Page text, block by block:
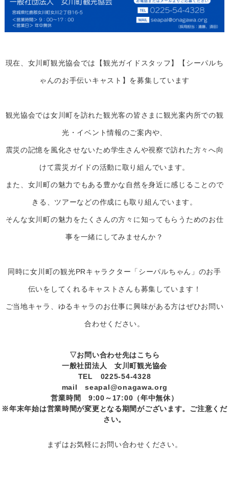
現在、女川町観光協会では【観光ガイドスタッフ】【シーパルち
ゃんのお手伝いキャスト】を募集しています
観光協会では女川町を訪れた観光客の皆さまに観光案内所での観
光・イベント情報のご案内や、
震災の記憶を風化させないため学生さんや視察で訪れた方々へ向
けて震災ガイドの活動に取り組んでいます。
また、女川町の魅力でもある豊かな自然を身近に感じることので
きる、ツアーなどの作成にも取り組んでいます。
そんな女川町の魅力をたくさんの方々に知ってもらうためのお仕
事を一緒にしてみませんか？
同時に女川町の観光PRキャラクター「シーパルちゃん」のお手
伝いをしてくれるキャストさんも募集しています！
ご当地キャラ、ゆるキャラのお仕事に興味がある方はぜひお問い
合わせください。
▽お問い合わせ先はこちら
一般社団法人 女川町観光協会
TEL 0225-54-4328
mail seapal@onagawa.org
営業時間 9:00～17:00（年中無休）
※年末年始は営業時間が変更となる期間がございます。ご注意くだ
さい。
まずはお気軽にお問い合わせください。